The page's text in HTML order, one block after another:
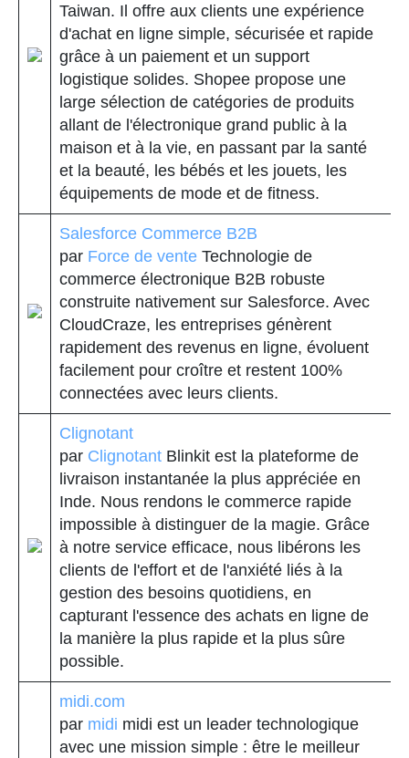
Taiwan. Il offre aux clients une expérience
d'achat en ligne simple, sécurisée et rapide
grâce à un paiement et un support
logistique solides. Shopee propose une
large sélection de catégories de produits
allant de l'électronique grand public à la
maison et à la vie, en passant par la santé
et la beauté, les bébés et les jouets, les
équipements de mode et de fitness.
Salesforce Commerce B2B
par Force de vente Technologie de
commerce électronique B2B robuste
construite nativement sur Salesforce. Avec
CloudCraze, les entreprises génèrent
rapidement des revenus en ligne, évoluent
facilement pour croître et restent 100%
connectées avec leurs clients.
Clignotant
par Clignotant Blinkit est la plateforme de
livraison instantanée la plus appréciée en
Inde. Nous rendons le commerce rapide
impossible à distinguer de la magie. Grâce
à notre service efficace, nous libérons les
clients de l'effort et de l'anxiété liés à la
gestion des besoins quotidiens, en
capturant l'essence des achats en ligne de
la manière la plus rapide et la plus sûre
possible.
midi.com
par midi midi est un leader technologique
avec une mission simple : être le meilleur